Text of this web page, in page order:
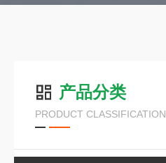
产品分类
PRODUCT CLASSIFICATION